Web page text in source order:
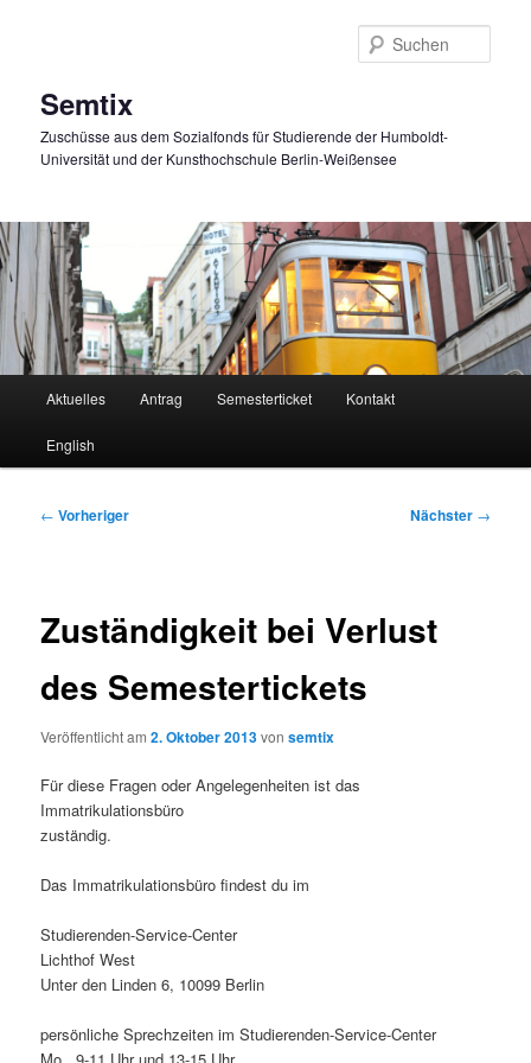
Semtix
Zuschüsse aus dem Sozialfonds für Studierende der Humboldt-
Universität und der Kunsthochschule Berlin-Weißensee
Aktuelles Antrag Semesterticket Kontakt
English
Beitragsnavigation
← Vorheriger Nächster →
Zuständigkeit bei Verlust
des Semestertickets
Veröffentlicht am2. Oktober 2013vonsemtix
Für diese Fragen oder Angelegenheiten ist das
Immatrikulationsbüro
zuständig.
Das Immatrikulationsbüro findest du im
Studierenden-Service-Center
Lichthof West
Unter den Linden 6, 10099 Berlin
persönliche Sprechzeiten im Studierenden-Service-Center